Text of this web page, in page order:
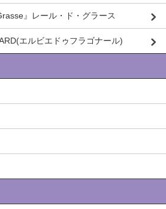
』レール・ド・グラース
エルビエドゥフラゴナール)